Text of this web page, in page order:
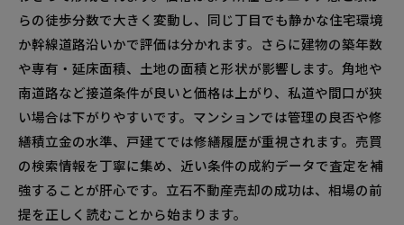
価格改定のタイミング＆広告戦略のビフォーア
フター
立石の不動産売却で失敗しない準備チェックリスト
と内見対策
書類・鍵・修繕記録など準備物で信頼度アップ
清掃・小修繕・ホームステージングで好印象を
演出するコツ
立石の不動産売却でよくある質問＆周辺相場の気に
らの徒歩分数で大きく変動し、同じ丁目でも静かな住宅環境
か幹線道路沿いかで評価は分かれます。さらに建物の築年数
や専有・延床面積、土地の面積と形状が影響します。角地や
南道路など接道条件が良いと価格は上がり、私道や間口が狭
い場合は下がりやすいです。マンションでは管理の良否や修
繕積立金の水準、戸建てでは修繕履歴が重視されます。売買
の検索情報を丁寧に集め、近い条件の成約データで査定を補
強することが肝心です。立石不動産売却の成功は、相場の前
提を正しく読むことから始まります。